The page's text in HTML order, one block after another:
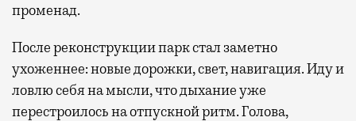
променад.
После реконструкции парк стал заметно
ухоженнее: новые дорожки, свет, навигация. Иду и
ловлю себя на мысли, что дыхание уже
перестроилось на отпускной ритм. Голова,